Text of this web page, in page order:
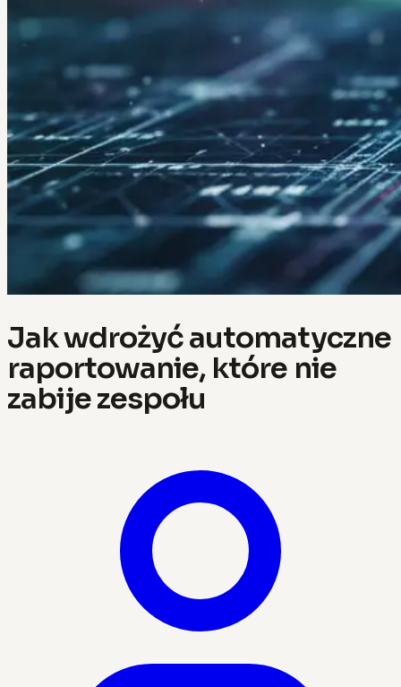
Jak wdrożyć automatyczne
raportowanie, które nie
zabije zespołu